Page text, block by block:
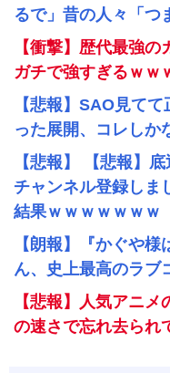
るで」昔の人々「
【衝撃】歴代最強の
ガチで強すぎるｗｗ
【悲報】SAO見て
った展開、コレしか
【悲報】 【悲報】
チャンネル登録しま
結果ｗｗｗｗｗｗｗ
【朗報】『かぐや
ん、史上最高のラブ
【悲報】人気アニ
の速さで忘れ去られ